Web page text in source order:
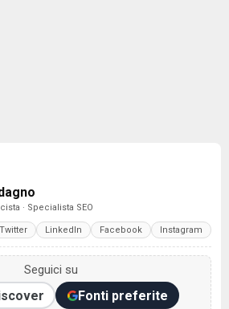
· Specialista SEO
LinkedIn Facebook Instagram
Seguici su
Fonti preferite